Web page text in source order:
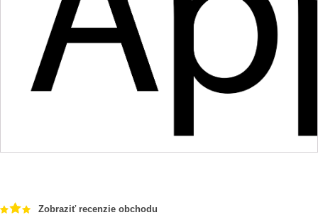
Zobraziť recenzie obchodu